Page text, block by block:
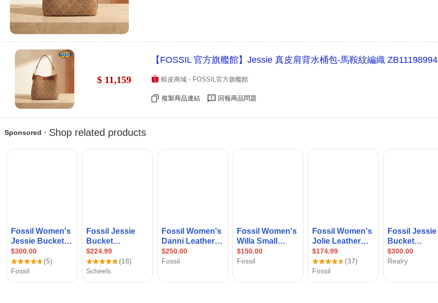
$ 11,159
【FOSSIL 官方旗艦館】Jessie 真皮肩背水桶包-馬鞍紋編織 ZB11198994
蝦皮商城 - FOSSIL官方旗艦館
複製商品連結 回報商品問題